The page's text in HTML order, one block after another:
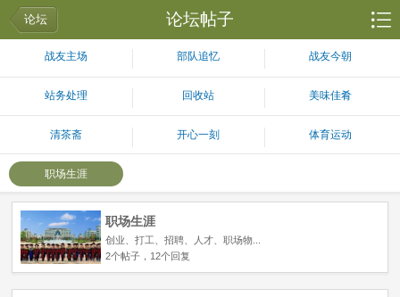
论坛 论坛帖子
战友主场 部队追忆 战友今朝
站务处理 回收站 美味佳肴
清茶斋 开心一刻 体育运动
职场生涯
职场生涯
创业、打工、招聘、人才、职场物...
2个帖子，12个回复